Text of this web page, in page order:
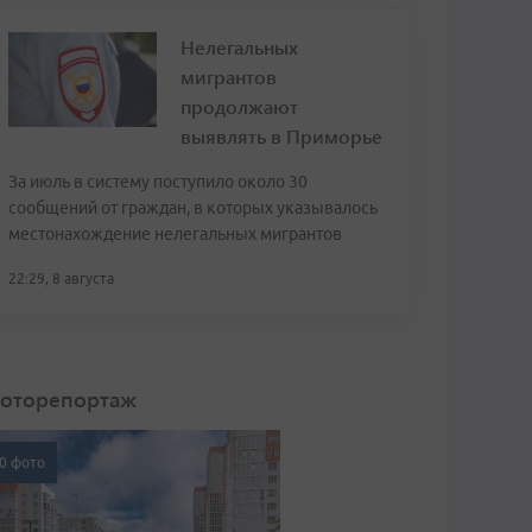
Нелегальных
мигрантов
продолжают
выявлять в Приморье
За июль в систему поступило около 30
сообщений от граждан, в которых указывалось
местонахождение нелегальных мигрантов
22:29, 8 августа
фото